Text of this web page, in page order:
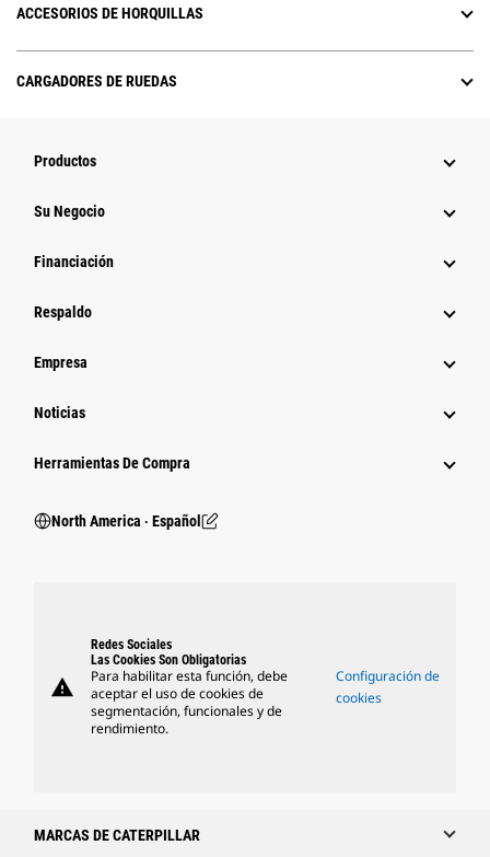
ACCESORIOS DE HORQUILLAS
CARGADORES DE RUEDAS
Productos
Su Negocio
Financiación
Respaldo
Empresa
Noticias
Herramientas De Compra
North America ‧ Español
warning
Redes Sociales
Las Cookies Son Obligatorias
Para habilitar esta función, debe
aceptar el uso de cookies de
segmentación, funcionales y de
rendimiento.
Configuración de
cookies
MARCAS DE CATERPILLAR